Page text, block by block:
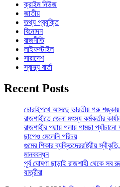
ক্রাইম নিউজ
জাতীয়
তথ্য প্রযুক্তি
বিনোদন
রাজনীতি
লাইফস্টাইল
সারাদেশ
স্বাস্থ্য বার্তা
Recent Posts
চোরাইপথে আসছে ভারতীয় গরু শঙ্কায়
রাজশাহীতে জেলা মৎস্য কর্মকর্তার
রাজশাহীর পদ্মায় গলায় গামছা
ছাপেও মেলেনি পরিচয়
গুমের শিকার ব্যক্তিদেররাষ্ট্রীয়
মানববন্ধন
পূর্ব ঘোষণা ছাড়াই রাজশাহী থেকে সব
যাত্রীরা